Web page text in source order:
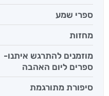
ספרי שמע
מחזות
מוזמנים להתרגש איתנו-
ספרים ליום האהבה
סיפורת מתורגמת